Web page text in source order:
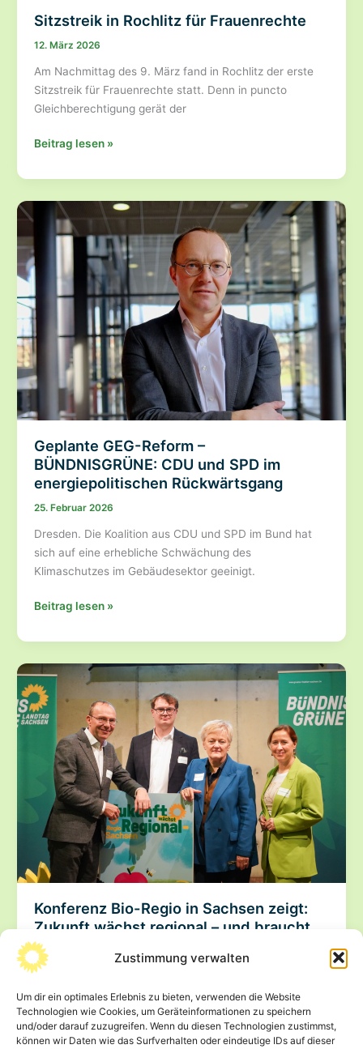
Zustimmung verwalten
Um dir ein optimales Erlebnis zu bieten, verwenden die Website
Technologien wie Cookies, um Geräteinformationen zu speichern
und/oder darauf zuzugreifen. Wenn du diesen Technologien zustimmst,
können wir Daten wie das Surfverhalten oder eindeutige IDs auf dieser
Sitzstreik in Rochlitz für Frauenrechte
12. März 2026
Am Nachmittag des 9. März fand in Rochlitz der erste
Sitzstreik für Frauenrechte statt. Denn in puncto
Gleichberechtigung gerät der
Sitzstreik
Rochlitz
für
Frauenrechte
Beitrag lesen »
Geplante GEG-Reform –
BÜNDNISGRÜNE: CDU und SPD im
energiepolitischen Rückwärtsgang
25. Februar 2026
Dresden. Die Koalition aus CDU und SPD im Bund hat
sich auf eine erhebliche Schwächung des
Klimaschutzes im Gebäudesektor geeinigt.
Geplante
Reform
–
BÜNDNISGRÜNE:
CDU
und
energiepolitischen
Rückwärtsgang
Beitrag lesen »
Konferenz Bio-Regio in Sachsen zeigt:
Zukunft wächst regional – und braucht
Verstetigung
24. Februar 2026
Wie groß das Interesse an regionaler und ökologischer
Wertschöpfung in Sachsen ist, zeigte sich Anfang
Dezember eindrücklich bei der Bio-Regio-Konferenz